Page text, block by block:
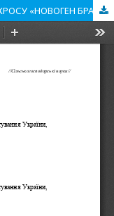
«НОВОГЕН БРАУН»